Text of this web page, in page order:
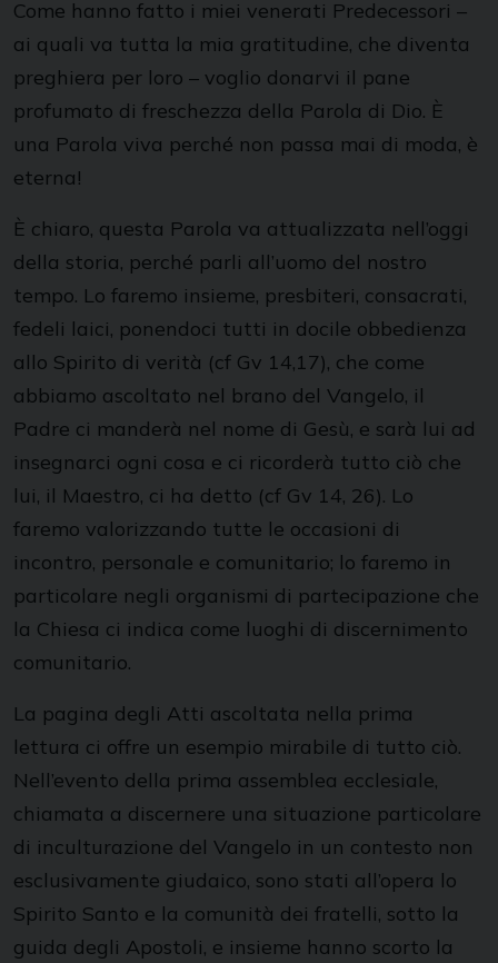
Come hanno fatto i miei venerati Predecessori –
ai quali va tutta la mia gratitudine, che diventa
preghiera per loro – voglio donarvi il pane
profumato di freschezza della Parola di Dio. È
una Parola viva perché non passa mai di moda, è
eterna!
È chiaro, questa Parola va attualizzata nell’oggi
della storia, perché parli all’uomo del nostro
tempo. Lo faremo insieme, presbiteri, consacrati,
fedeli laici, ponendoci tutti in docile obbedienza
allo Spirito di verità (cf Gv 14,17), che come
abbiamo ascoltato nel brano del Vangelo, il
Padre ci manderà nel nome di Gesù, e sarà lui ad
insegnarci ogni cosa e ci ricorderà tutto ciò che
lui, il Maestro, ci ha detto (cf Gv 14, 26). Lo
faremo valorizzando tutte le occasioni di
incontro, personale e comunitario; lo faremo in
particolare negli organismi di partecipazione che
la Chiesa ci indica come luoghi di discernimento
comunitario.
La pagina degli Atti ascoltata nella prima
lettura ci offre un esempio mirabile di tutto ciò.
Nell’evento della prima assemblea ecclesiale,
chiamata a discernere una situazione particolare
di inculturazione del Vangelo in un contesto non
esclusivamente giudaico, sono stati all’opera lo
Spirito Santo e la comunità dei fratelli, sotto la
guida degli Apostoli, e insieme hanno scorto la